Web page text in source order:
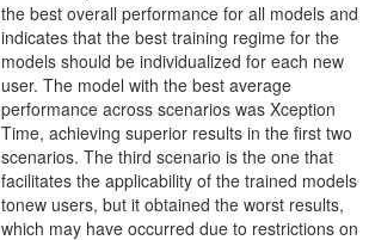
the best overall performance for all models and
indicates that the best training regime for the
models should be individualized for each new
user. The model with the best average
performance across scenarios was Xception
Time, achieving superior results in the first two
scenarios. The third scenario is the one that
facilitates the applicability of the trained models
tonew users, but it obtained the worst results,
which may have occurred due to restrictions on